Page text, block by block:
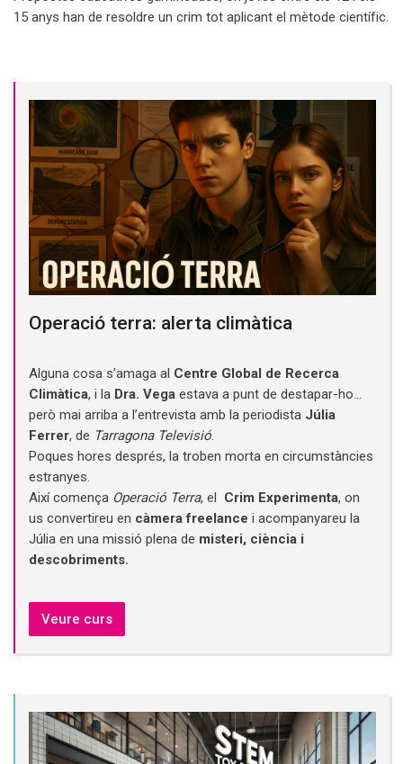
15 anys han de resoldre un crim tot aplicant el mètode científic.
Operació terra: alerta climàtica
Alguna cosa s’amaga al Centre Global de Recerca
Climàtica, i la Dra. Vega estava a punt de destapar-ho…
però mai arriba a l’entrevista amb la periodista Júlia
Ferrer, de Tarragona Televisió.
Poques hores després, la troben morta en circumstàncies
estranyes.
Així comença Operació Terra, el Crim Experimenta, on
us convertireu en càmera freelance i acompanyareu la
Júlia en una missió plena de misteri, ciència i
descobriments.
Veure curs